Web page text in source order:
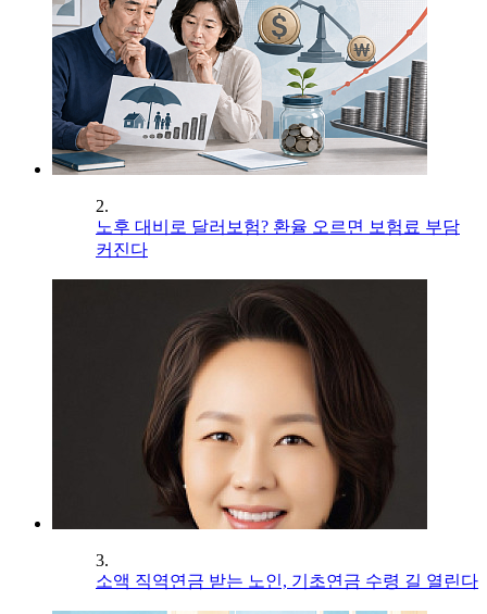
2.
노후 대비로 달러보험? 환율 오르면 보험료 부담
커진다
3.
소액 직역연금 받는 노인, 기초연금 수령 길 열린다